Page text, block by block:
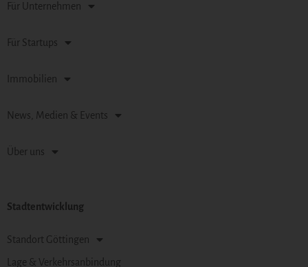
Für Unternehmen
Für Startups
Immobilien
News, Medien & Events
Über uns
Stadtentwicklung
Standort Göttingen
Lage & Verkehrsanbindung